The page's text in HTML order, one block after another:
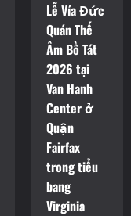
Lễ Vía Đức
Quán Thế
Âm Bồ Tát
2026 tại
Van Hanh
Center ở
Quận
Fairfax
trong tiểu
bang
Virginia